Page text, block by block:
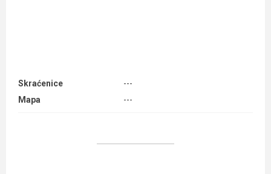
Skraćenice
---
Mapa
---